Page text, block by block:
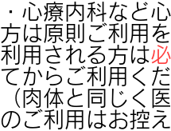
・心療内科など
方は原則ご利用
利用される方は
てからご利用くだ
（肉体と同じく
のご利用はお控